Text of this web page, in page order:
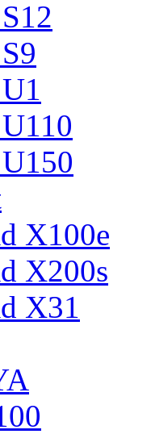
X100e
X200s
X31